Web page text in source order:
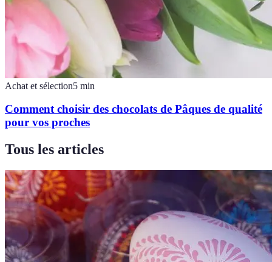
Achat et sélection5 min
Comment choisir des chocolats de Pâques de qualité
pour vos proches
Tous les articles